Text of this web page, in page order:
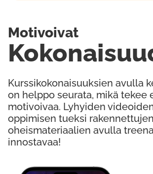
Kurssikokonaisuuksien avulla
on helppo seurata, mikä tekee
motivoivaa. Lyhyiden
oppimisen tueksi rakennettujen
oheismateriaalien avulla
innostavaa!
Motivoivat